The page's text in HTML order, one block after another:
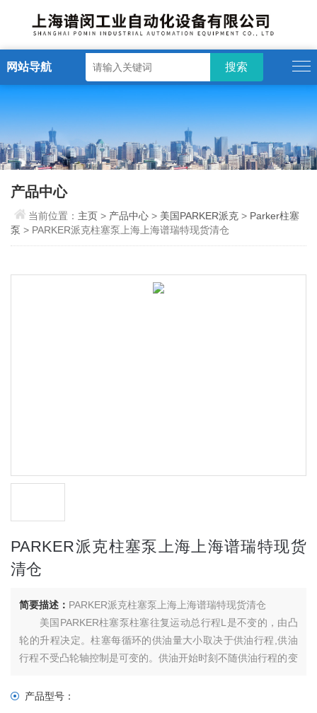
网站导航
产品中心
当前位置： 主页> 产品中心 > 美国PARKER派克 > Parker柱塞
泵 > PARKER派克柱塞泵上海上海谱瑞特现货清仓
PARKER派克柱塞泵上海上海谱瑞特现货
清仓
简要描述： PARKER派克柱塞泵上海上海谱瑞特现货清仓
美国PARKER柱塞泵柱塞往复运动总行程L是不变的，由凸
轮的升程决定。柱塞每循环的供油量大小取决于供油行程,供油
行程不受凸轮轴控制是可变的。供油开始时刻不随供油行程的变
产品型号：